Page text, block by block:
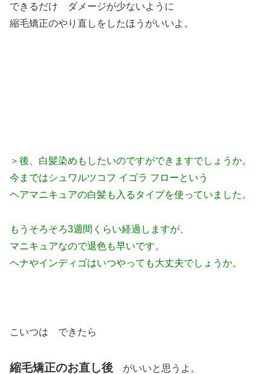
できるだけ ダメージが少ないように
縮毛矯正のやり直しをしたほうがいいよ。
＞後、白髪染めもしたいのですができますでしょうか。
今まではシュワルツコフ イゴラ フローという
ヘアマニキュアの白髪も入るタイプを使っていました。
もうそろそろ3週間くらい経過しますが、
マニキュアなので退色も早いです。
ヘナやインディゴはいつやっても大丈夫でしょうか。
こいつは できたら
縮毛矯正のお直し後 がいいと思うよ。